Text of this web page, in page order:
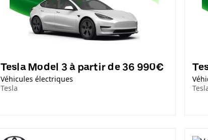
Tesla Model 3 à partir de 36 990€
Véhicules électriques
Tesla